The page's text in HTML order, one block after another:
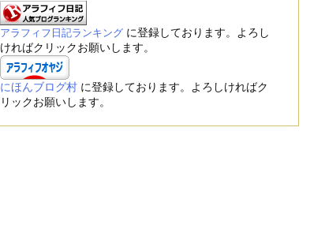
アラフィフ日記ランキング に登録しております。よろし
ければクリックお願いします。
にほんブログ村 に登録しております。よろしければク
リックお願いします。